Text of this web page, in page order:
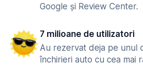
Google și Review Center.
7 milioane de utilizatori
Au rezervat deja pe unul
închirieri auto cu cea mai